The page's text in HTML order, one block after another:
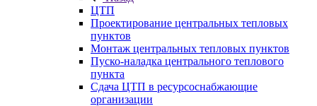
ЦТП
Проектирование центральных тепловых
пунктов
Монтаж центральных тепловых пунктов
Пуско-наладка центрального теплового
пункта
Сдача ЦТП в ресурсоснабжающие
организации